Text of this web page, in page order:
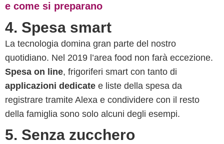
e come si preparano
4. Spesa smart
La tecnologia domina gran parte del nostro
quotidiano. Nel 2019 l’area food non farà eccezione.
Spesa on line, frigoriferi smart con tanto di
applicazioni dedicate e liste della spesa da
registrare tramite Alexa e condividere con il resto
della famiglia sono solo alcuni degli esempi.
5. Senza zucchero